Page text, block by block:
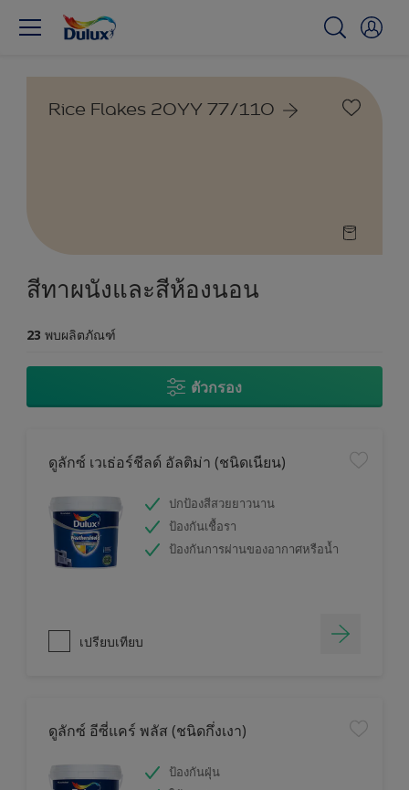
Rice Flakes 20YY 77/110
สีทาผนังและสีห้องนอน
23 พบผลิตภัณฑ์
ตัวกรอง
ดูลักซ์ เวเธ่อร์ชีลด์ อัลติม่า (ชนิดเนียน)
ปกป้องสีสวยยาวนาน
ป้องกันเชื้อรา
ป้องกันการผ่านของอากาศหรือน้ำ
เปรียบเทียบ
ดูลักซ์ อีซี่แคร์ พลัส (ชนิดกึ่งเงา)
ป้องกันฝุ่น